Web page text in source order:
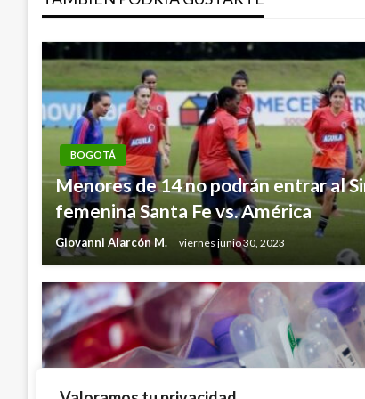
entradas
BOGOTÁ
Menores de 14 no podrán entrar al
femenina Santa Fe vs. América
Giovanni Alarcón M. viernes junio 30, 2023
COVID-19